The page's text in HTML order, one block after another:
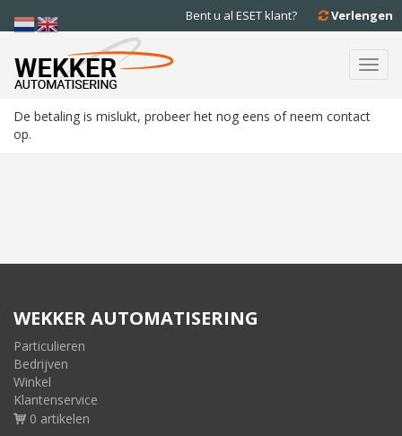
Bent u al ESET klant? Verlengen
De betaling is mislukt, probeer het nog eens of neem contact
op.
WEKKER AUTOMATISERING
Particulieren
Bedrijven
Winkel
Klantenservice
0 artikelen